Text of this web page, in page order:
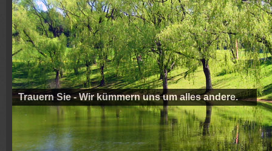
Trauern Sie - Wir kümmern uns um alles andere.